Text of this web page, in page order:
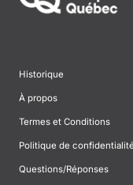
Historique
À propos
Termes et Conditions
Politique de
Questions/Réponses